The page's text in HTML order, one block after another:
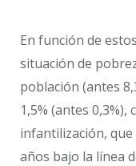
En función de
situación de
población (antes
1,5% (antes
infantilización, que
años bajo la línea